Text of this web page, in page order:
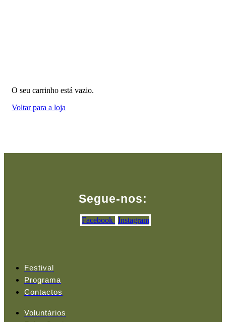
O seu carrinho está vazio.
Voltar para a loja
Segue-nos:
Facebook Instagram
Festival
Programa
Contactos
Voluntários